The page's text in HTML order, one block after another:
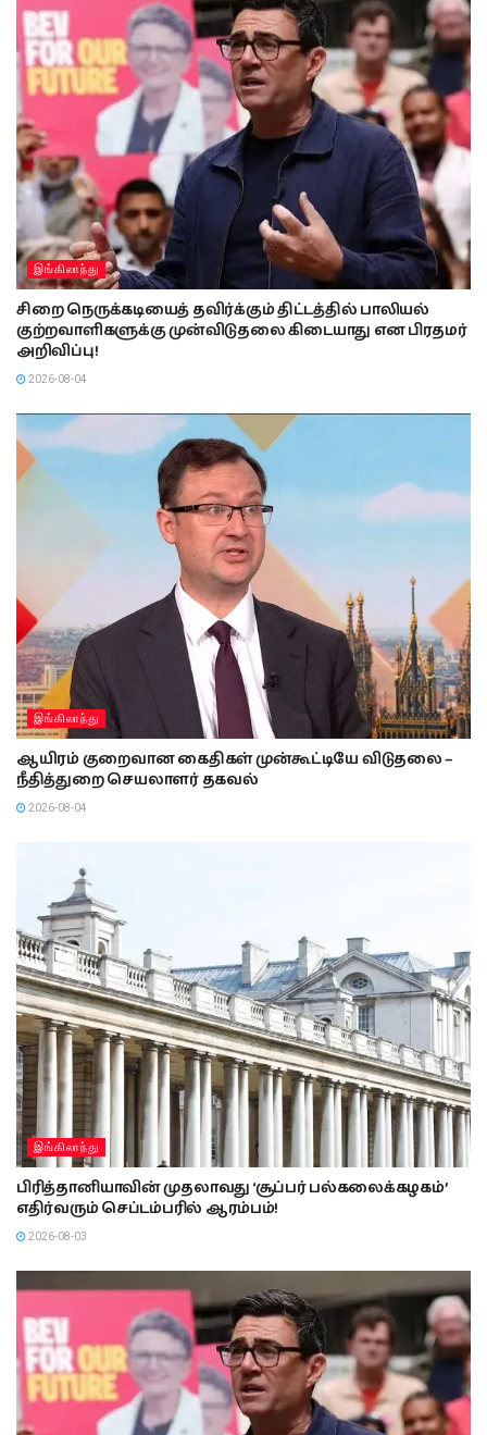
இங்கிலாந்து
சிறை நெருக்கடியைத் தவிர்க்கும் திட்டத்தில் பாலியல்
குற்றவாளிகளுக்கு முன்விடுதலை கிடையாது என பிரதமர்
அறிவிப்பு!
2026-08-04
இங்கிலாந்து
ஆயிரம் குறைவான கைதிகள் முன்கூட்டியே விடுதலை –
நீதித்துறை செயலாளர் தகவல்
2026-08-04
இங்கிலாந்து
பிரித்தானியாவின் முதலாவது ‘சூப்பர் பல்கலைக்கழகம்’
எதிர்வரும் செப்டம்பரில் ஆரம்பம்!
2026-08-03